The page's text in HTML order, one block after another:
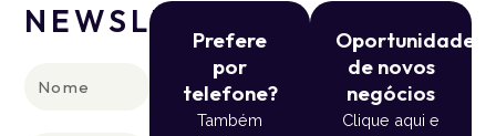
NEWSLETTER
Prefere
por
telefone?
Também
Oportunidade
de novos
negócios
Clique aqui e